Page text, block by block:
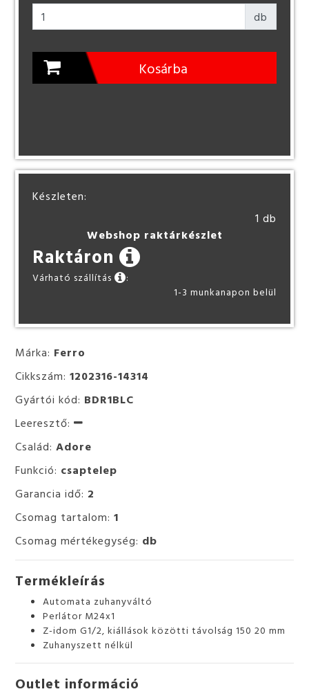
Márka: Ferro
Cikkszám:1202316-14314
Gyártói kód: BDR1BLC
Leeresztő:
Család:Adore
Funkció: csaptelep
Garancia idő: 2
Csomag tartalom:1
Csomag mértékegység: db
Termékleírás
Automata zuhanyváltó
Perlátor M24x1
Z-idom G1/2, kiállások közötti távolság 150 20 mm
Zuhanyszett nélkül
Outlet információ
db
Kosárba
Készleten:
1 db
Webshop raktárkészlet
Raktáron
Várható szállítás
:
1-3 munkanapon belül